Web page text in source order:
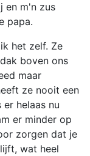
en m'n zus
papa.
het zelf. Ze
boven ons
maar
ze nooit een
helaas nu
er minder op
zorgen dat je
wat heel